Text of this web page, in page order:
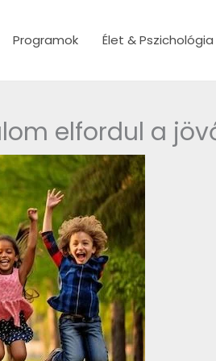
Programok Élet & Pszichológia
elfordul a